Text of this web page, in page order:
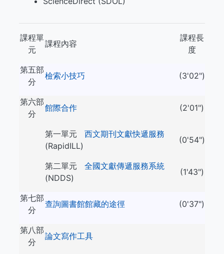
課程單
元
課程內容
課程長
度
第五部
分
檢索小技巧 (3'02")
第六部
分
館際合作 (2'01")
第一單元 西文期刊文獻快遞服務
(RapidILL)
(0'54")
第二單元 全國文獻傳遞服務系統
(NDDS)
(1'43")
第七部
分
查詢圖書館館藏的途徑 (0'37")
第八部
分
論文寫作工具